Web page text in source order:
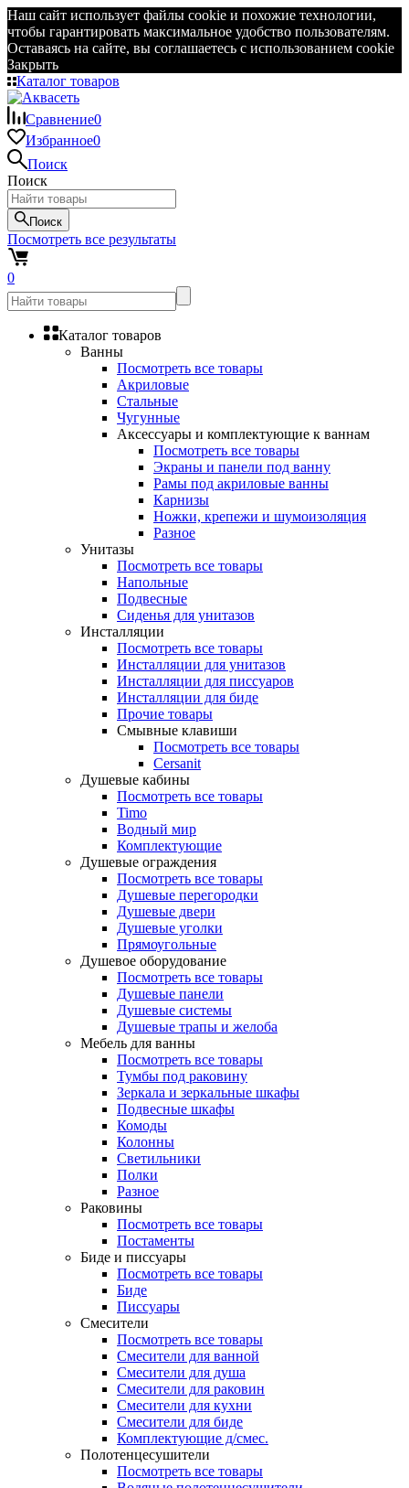
Наш сайт использует файлы cookie и похожие технологии,
чтобы гарантировать максимальное удобство пользователям.
Оставаясь на сайте, вы соглашаетесь с использованием cookie
Закрыть
Каталог товаров
Сравнение0
Избранное0
Поиск
Поиск
Поиск
Посмотреть все результаты
0
Каталог товаров
Ванны
Посмотреть все товары
Акриловые
Стальные
Чугунные
Аксессуары и комплектующие к ваннам
Посмотреть все товары
Экраны и панели под ванну
Рамы под акриловые ванны
Карнизы
Ножки, крепежи и шумоизоляция
Разное
Унитазы
Посмотреть все товары
Напольные
Подвесные
Сиденья для унитазов
Инсталляции
Посмотреть все товары
Инсталляции для унитазов
Инсталляции для писсуаров
Инсталляции для биде
Прочие товары
Смывные клавиши
Посмотреть все товары
Cersanit
Душевые кабины
Посмотреть все товары
Timo
Водный мир
Комплектующие
Душевые ограждения
Посмотреть все товары
Душевые перегородки
Душевые двери
Душевые уголки
Прямоугольные
Душевое оборудование
Посмотреть все товары
Душевые панели
Душевые системы
Душевые трапы и желоба
Мебель для ванны
Посмотреть все товары
Тумбы под раковину
Зеркала и зеркальные шкафы
Подвесные шкафы
Комоды
Колонны
Светильники
Полки
Разное
Раковины
Посмотреть все товары
Постаменты
Биде и писсуары
Посмотреть все товары
Биде
Писсуары
Смесители
Посмотреть все товары
Смесители для ванной
Смесители для душа
Смесители для раковин
Смесители для кухни
Смесители для биде
Комплектующие д/смес.
Полотенцесушители
Посмотреть все товары